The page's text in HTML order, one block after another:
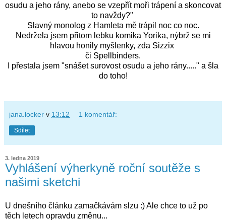
osudu a jeho rány, anebo se vzepřít moři trápení a skoncovat
to navždy?"
Slavný monolog z Hamleta mě trápil noc co noc.
Nedržela jsem přitom lebku komika Yorika, nýbrž se mi
hlavou honily myšlenky, zda Sizzix
či Spellbinders.
I přestala jsem "snášet surovost osudu a jeho rány....." a šla
do toho!
jana.locker v 13:12 1 komentář:
Sdílet
3. ledna 2019
Vyhlášení výherkyně roční soutěže s
našimi sketchi
U dnešního článku zamačkávám slzu :) Ale chce to už po
těch letech opravdu změnu...